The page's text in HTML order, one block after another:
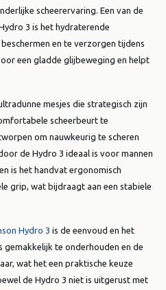
scheerervaring. Een van de
3 is het hydraterende
en te verzorgen tijdens
een gladde glijbeweging en helpt
mesjes die strategisch zijn
scheerbeurt te
om nauwkeurig te scheren
de Hydro 3 ideaal is voor mannen
is het handvat ergonomisch
grip, wat bijdraagt aan een stabiele
Hydro 3 is de eenvoud en het
gemakkelijk te onderhouden en de
wat het een praktische keuze
de Hydro 3 niet is uitgerust met